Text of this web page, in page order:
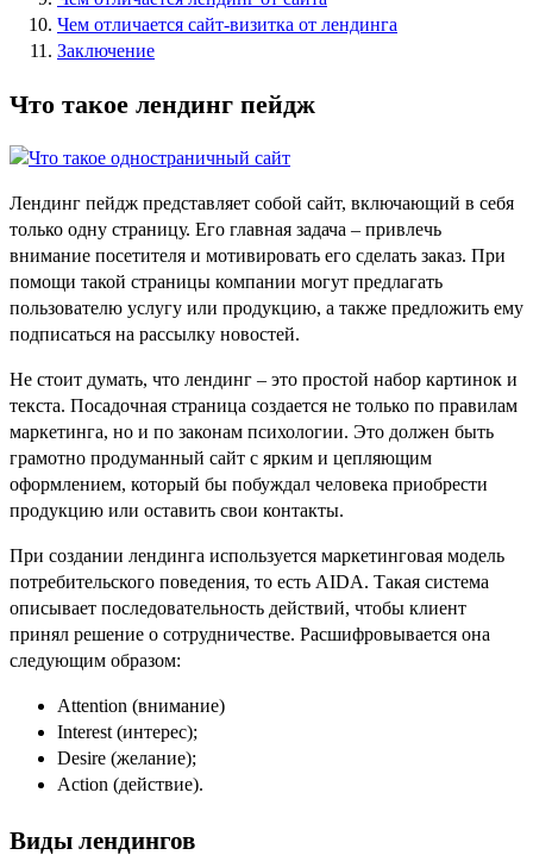
Чем отличается сайт-визитка от лендинга
Заключение
Что такое лендинг пейдж
Лендинг пейдж представляет собой сайт, включающий в себя
только одну страницу. Его главная задача – привлечь
внимание посетителя и мотивировать его сделать заказ. При
помощи такой страницы компании могут предлагать
пользователю услугу или продукцию, а также предложить ему
подписаться на рассылку новостей.
Не стоит думать, что лендинг – это простой набор картинок и
текста. Посадочная страница создается не только по правилам
маркетинга, но и по законам психологии. Это должен быть
грамотно продуманный сайт с ярким и цепляющим
оформлением, который бы побуждал человека приобрести
продукцию или оставить свои контакты.
При создании лендинга используется маркетинговая модель
потребительского поведения, то есть AIDA. Такая система
описывает последовательность действий, чтобы клиент
принял решение о сотрудничестве. Расшифровывается она
следующим образом:
Attention (внимание)
Interest (интерес);
Desire (желание);
Action (действие).
Виды лендингов